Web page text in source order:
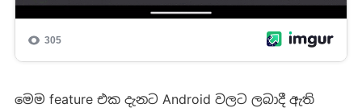
මෙම feature එක දැනට Android වලට ලබාදී ඇති